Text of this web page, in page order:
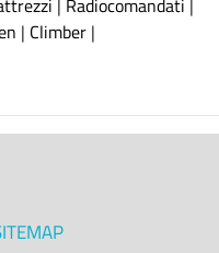
| Radiocomandati |
| Climber |